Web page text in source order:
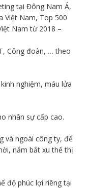
tại Đông Nam Á,
Việt Nam, Top 500
Nam từ 2018 –
Công đoàn, … theo
nghiệm, máu lửa
nhân sự cấp cao.
và ngoài công ty, để
nắm bắt xu thế thị
độ phúc lợi riêng tại